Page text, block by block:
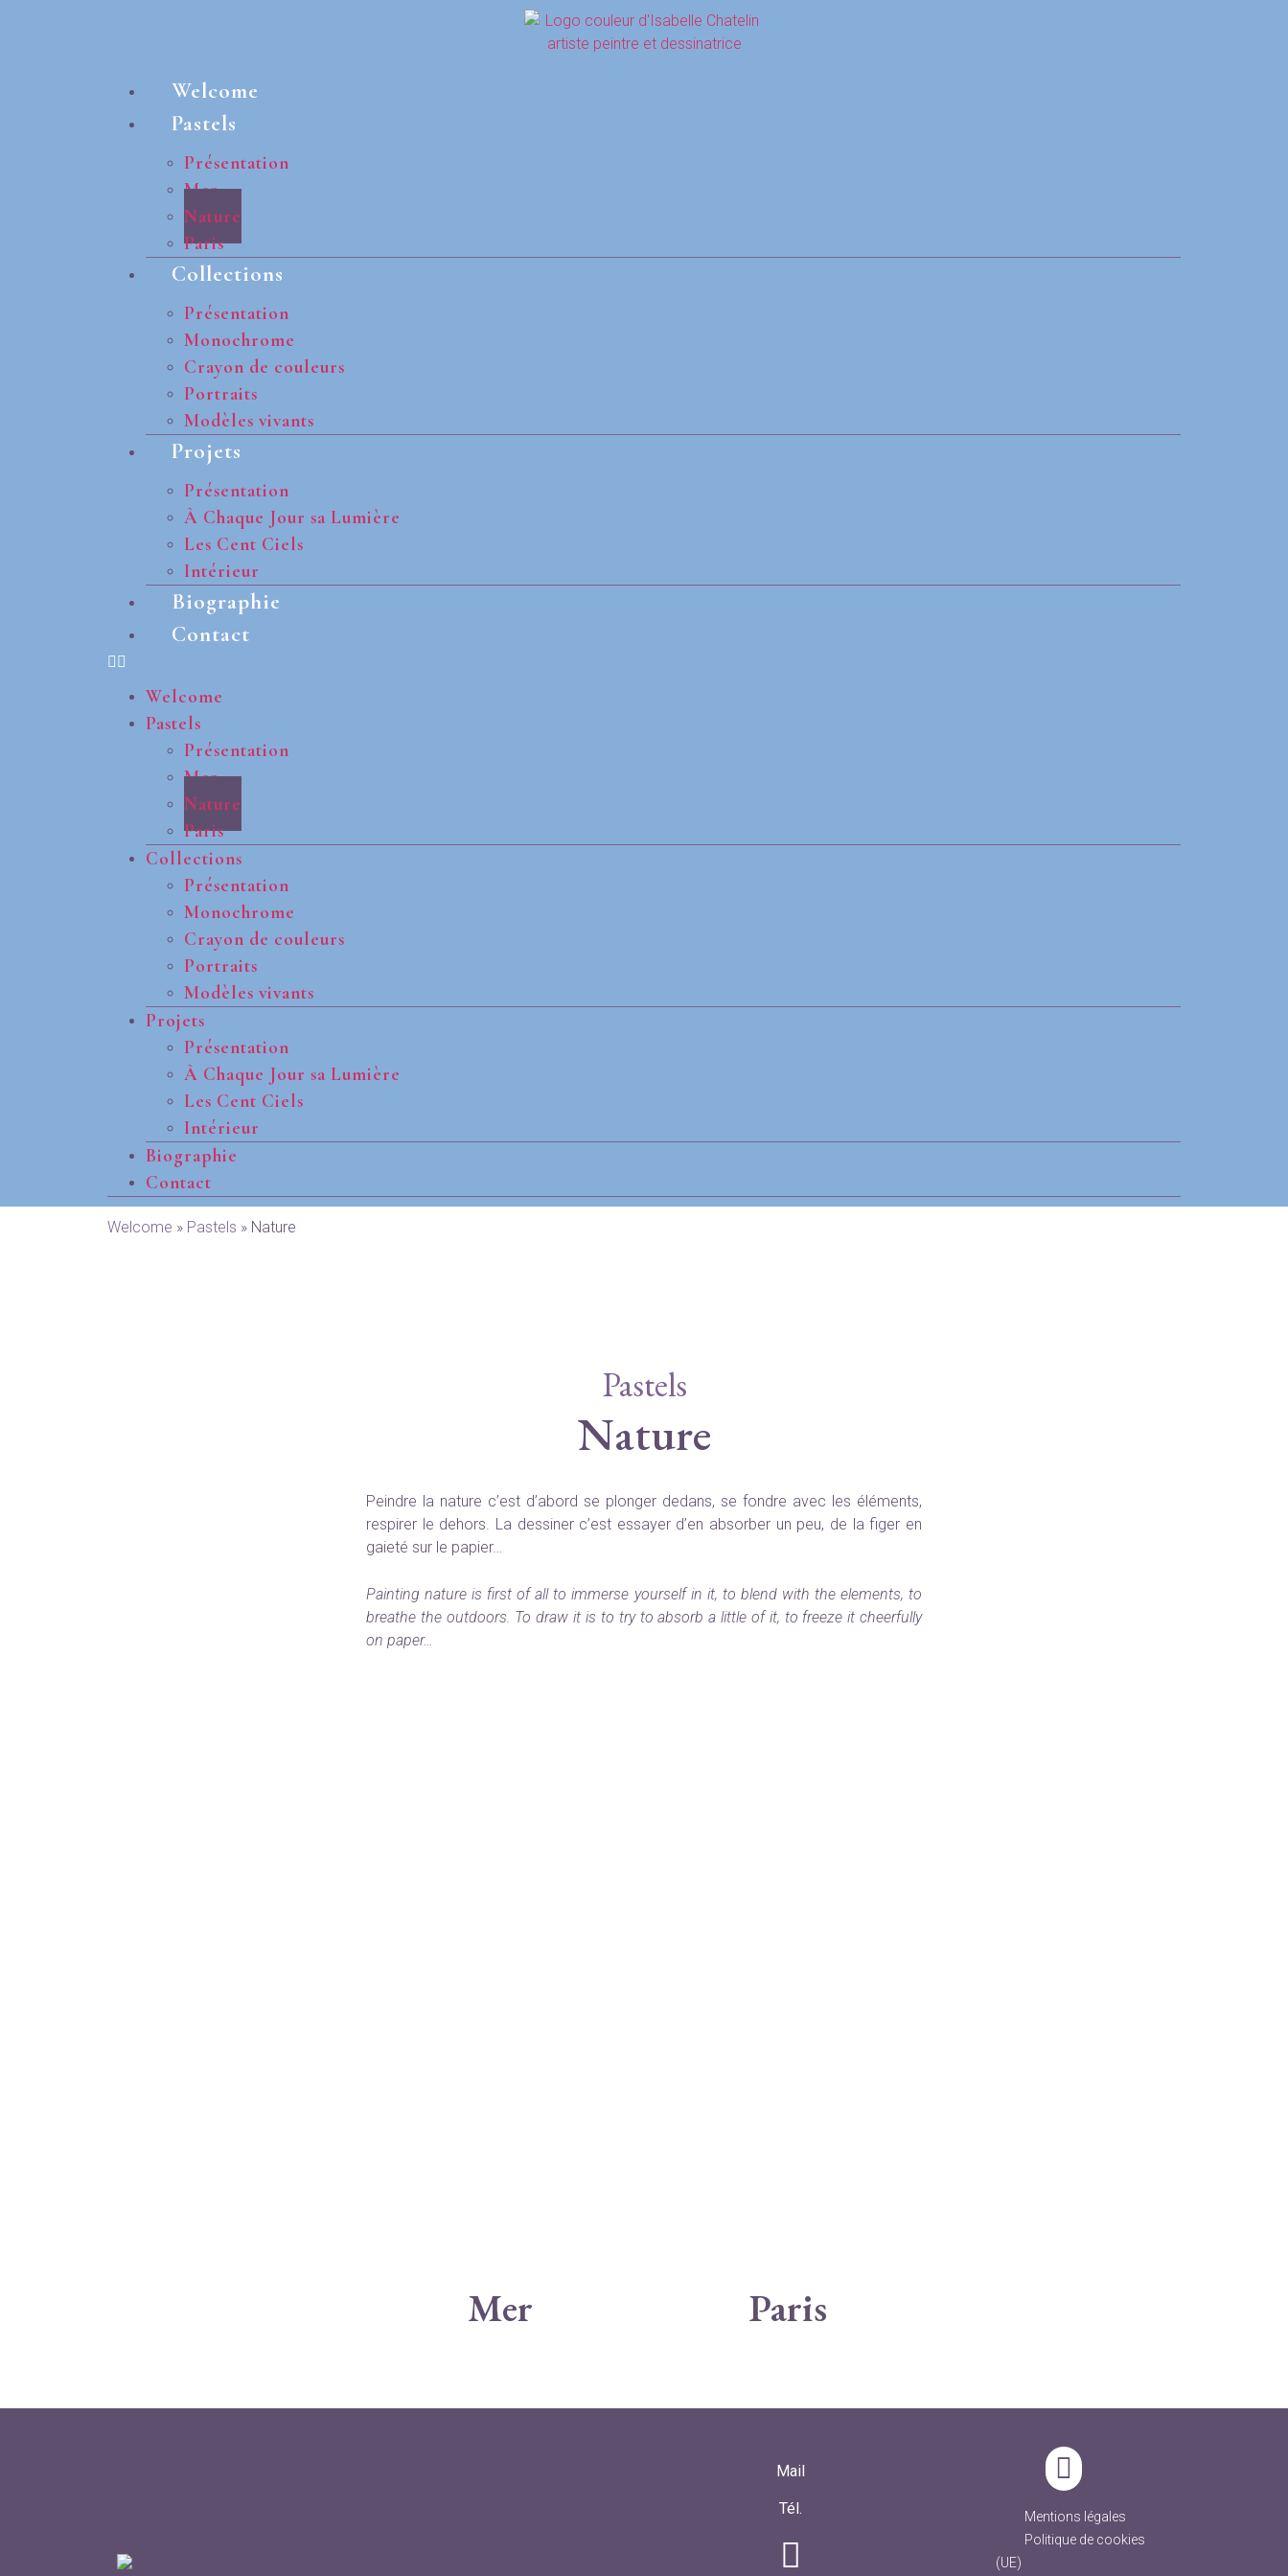
Welcome
Pastels
Présentation
Mer
Nature
Paris
Collections
Présentation
Monochrome
Crayon de couleurs
Portraits
Modèles vivants
Projets
Présentation
À Chaque Jour sa Lumière
Les Cent Ciels
Intérieur
Biographie
Contact
Welcome
Pastels
Présentation
Mer
Nature
Paris
Collections
Présentation
Monochrome
Crayon de couleurs
Portraits
Modèles vivants
Projets
Présentation
À Chaque Jour sa Lumière
Les Cent Ciels
Intérieur
Biographie
Contact
Welcome » Pastels » Nature
Pastels
Nature
Peindre la nature c’est d’abord se plonger dedans, se fondre avec les éléments,
respirer le dehors. La dessiner c’est essayer d’en absorber un peu, de la figer en
gaieté sur le papier…
Painting nature is first of all to immerse yourself in it, to blend with the elements, to
breathe the outdoors. To draw it is to try to absorb a little of it, to freeze it cheerfully
on paper…
Mer Paris
Mail
Tél.
Mentions légales
Politique de cookies
(UE)